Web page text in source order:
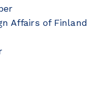
Affairs of Finland